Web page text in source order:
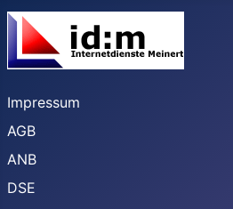
Impressum
AGB
ANB
DSE